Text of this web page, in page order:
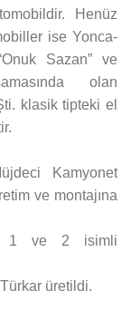
Henüz
ise Yonca-
Sazan” ve
olan
klasik tipteki el
Kamyonet
ve montajına
1 ve 2 isimli
üretildi.